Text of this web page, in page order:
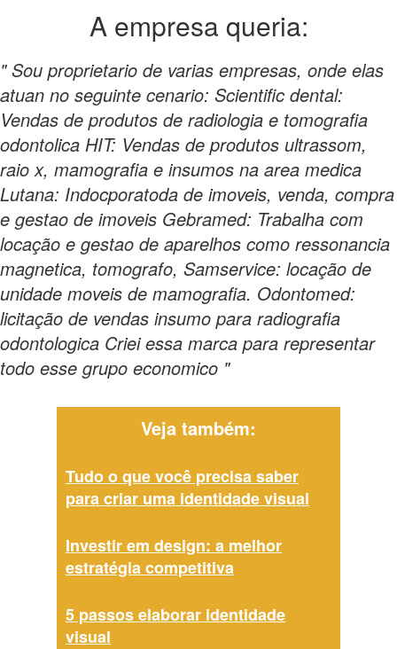
A empresa queria:
" Sou proprietario de varias empresas, onde elas
atuan no seguinte cenario: Scientific dental:
Vendas de produtos de radiologia e tomografia
odontolica HIT: Vendas de produtos ultrassom,
raio x, mamografia e insumos na area medica
Lutana: Indocporatoda de imoveis, venda, compra
e gestao de imoveis Gebramed: Trabalha com
locação e gestao de aparelhos como ressonancia
magnetica, tomografo, Samservice: locação de
unidade moveis de mamografia. Odontomed:
licitação de vendas insumo para radiografia
odontologica Criei essa marca para representar
todo esse grupo economico "
Veja também:
Tudo o que você precisa saber
para criar uma identidade visual
Investir em design: a melhor
estratégia competitiva
5 passos elaborar identidade
visual